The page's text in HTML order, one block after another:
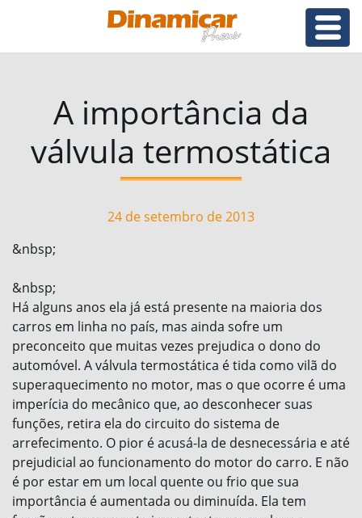
A importância da
válvula termostática
24 de setembro de 2013
&nbsp;
&nbsp;
Há alguns anos ela já está presente na maioria dos
carros em linha no país, mas ainda sofre um
preconceito que muitas vezes prejudica o dono do
automóvel. A válvula termostática é tida como vilã do
superaquecimento no motor, mas o que ocorre é uma
imperícia do mecânico que, ao desconhecer suas
funções, retira ela do circuito do sistema de
arrefecimento. O pior é acusá-la de desnecessária e até
prejudicial ao funcionamento do motor do carro. E não
é por estar em um local quente ou frio que sua
importância é aumentada ou diminuída. Ela tem